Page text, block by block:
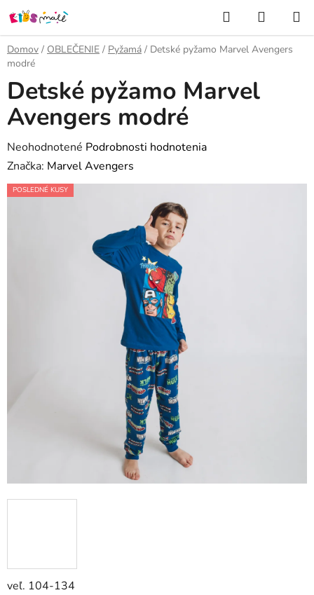
Prejsť
na
obsah
Hľadať
KOŠÍK
Domov / OBLEČENIE / Pyžamá / Detské pyžamo Marvel Avengers
modré
veľ. 104-134
Detské pyžamo Marvel
Avengers modré
Priemerné
hodnotenie
produktu
Neohodnotené Podrobnosti hodnotenia
Značka: Marvel Avengers
POSLEDNÉ KUSY